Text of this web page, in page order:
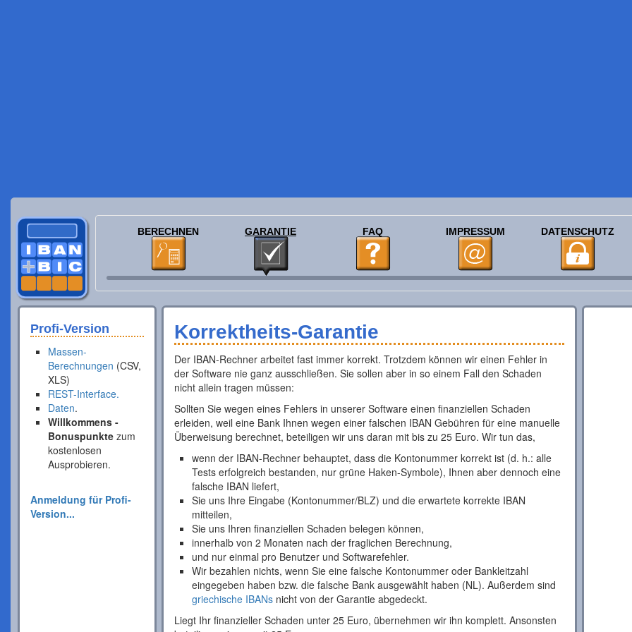
BERECHNEN GARANTIE FAQ IMPRESSUM DATENSCHUTZ
Profi-Version
Massen-
Berechnungen (CSV,
XLS)
REST-Interface.
Daten.
Willkommens -
Bonuspunkte zum
kostenlosen
Ausprobieren.
Anmeldung für Profi-
Version...
Korrektheits-Garantie
Der IBAN-Rechner arbeitet fast immer korrekt. Trotzdem können wir einen Fehler in
der Software nie ganz ausschließen. Sie sollen aber in so einem Fall den Schaden
nicht allein tragen müssen:
Sollten Sie wegen eines Fehlers in unserer Software einen finanziellen Schaden
erleiden, weil eine Bank Ihnen wegen einer falschen IBAN Gebühren für eine manuelle
Überweisung berechnet, beteiligen wir uns daran mit bis zu 25 Euro. Wir tun das,
wenn der IBAN-Rechner behauptet, dass die Kontonummer korrekt ist (d. h.: alle
Tests erfolgreich bestanden, nur grüne Haken-Symbole), Ihnen aber dennoch eine
falsche IBAN liefert,
Sie uns Ihre Eingabe (Kontonummer/BLZ) und die erwartete korrekte IBAN
mitteilen,
Sie uns Ihren finanziellen Schaden belegen können,
innerhalb von 2 Monaten nach der fraglichen Berechnung,
und nur einmal pro Benutzer und Softwarefehler.
Wir bezahlen nichts, wenn Sie eine falsche Kontonummer oder Bankleitzahl
eingegeben haben bzw. die falsche Bank ausgewählt haben (NL). Außerdem sind
griechische IBANs nicht von der Garantie abgedeckt.
Liegt Ihr finanzieller Schaden unter 25 Euro, übernehmen wir ihn komplett. Ansonsten